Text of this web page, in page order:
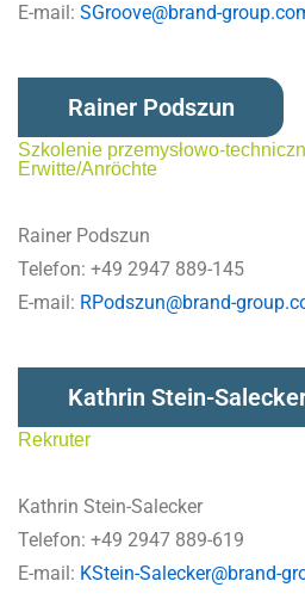
E-mail: SGroove@brand-
Rainer Podszun
Szkolenie przemysłowo-
Erwitte/Anröchte
Rainer Podszun
Telefon: +49 2947 889-145
E-mail: RPodszun@brand-
Kathrin Stein-
Rekruter
Kathrin Stein-Salecker
Telefon: +49 2947 889-619
E-mail: KStein-Salecker@brand-